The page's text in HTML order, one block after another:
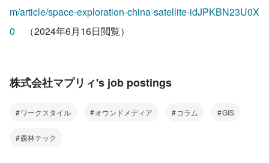
m/article/space-exploration-china-satellite-idJPKBN23U0X
0 （2024年6月16日閲覧）
株式会社マプリィ's job postings
ワークスタイル オウンドメディア コラム GIS
森林テック